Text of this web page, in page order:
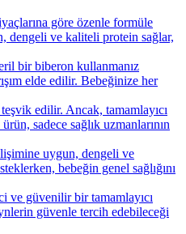
göre özenle formüle
ve kaliteli protein sağlar,
bir biberon kullanmanız
elde edilir. Bebeğinize her
edilir. Ancak, tamamlayıcı
sadece sağlık uzmanlarının
uygun, dengeli ve
bebeğin genel sağlığını
ve güvenilir bir tamamlayıcı
güvenle tercih edebileceği